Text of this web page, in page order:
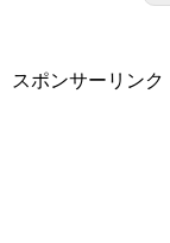
スポンサーリンク